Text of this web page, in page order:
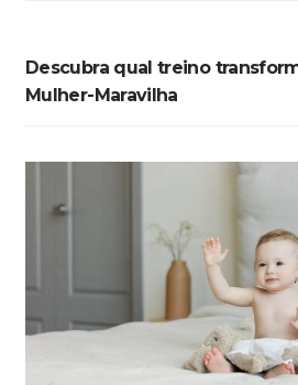
Descubra qual treino
Mulher-Maravilha